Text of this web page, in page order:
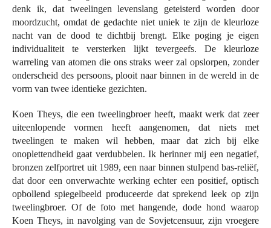
denk ik, dat tweelingen levenslang geteisterd worden door
moordzucht, omdat de gedachte niet uniek te zijn de kleurloze
nacht van de dood te dichtbij brengt. Elke poging je eigen
individualiteit te versterken lijkt tevergeefs. De kleurloze
warreling van atomen die ons straks weer zal opslorpen, zonder
onderscheid des persoons, plooit naar binnen in de wereld in de
vorm van twee identieke gezichten.
Koen Theys, die een tweelingbroer heeft, maakt werk dat zeer
uiteenlopende vormen heeft aangenomen, dat niets met
tweelingen te maken wil hebben, maar dat zich bij elke
onoplettendheid gaat verdubbelen. Ik herinner mij een negatief,
bronzen zelfportret uit 1989, een naar binnen stulpend bas-reliëf,
dat door een onverwachte werking echter een positief, optisch
opbollend spiegelbeeld produceerde dat sprekend leek op zijn
tweelingbroer. Of de foto met hangende, dode hond waarop
Koen Theys, in navolging van de Sovjetcensuur, zijn vroegere